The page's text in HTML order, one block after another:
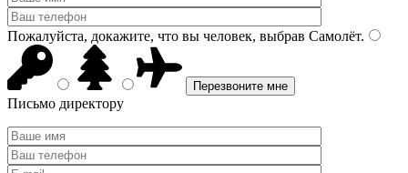
Пожалуйста, докажите, что вы человек, выбрав Самолёт.
Письмо директору